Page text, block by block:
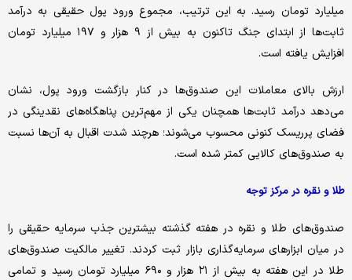
میلیارد تومان رسید. به این ترتیب، مجموع ورود پول حقیقی به درآمد
ثابت‌ها از ابتدای جنگ تاکنون به بیش از ۹ هزار و ۱۹۷ میلیارد تومان
افزایش یافته است.
ارزش بالای معاملات این صندوق‌ها در کنار بازگشت ورود پول، نشان
می‌دهد درآمد ثابت‌ها همچنان یکی از مهم‌ترین پناهگاه‌های نقدینگی در
فضای پرریسک کنونی محسوب می‌شوند؛ هرچند شدت اقبال به آن‌ها نسبت
به صندوق‌های کالایی کمتر شده است.
طلا و نقره در مرکز توجه
صندوق‌های طلا و نقره در هفته گذشته بیشترین جذب سرمایه حقیقی را
در میان ابزارهای سرمایه‌گذاری بازار ثبت کردند. تغییر مالکیت صندوق‌های
طلا در این هفته به بیش از ۲۱ هزار و ۶۹۰ میلیارد تومان رسید و تمامی